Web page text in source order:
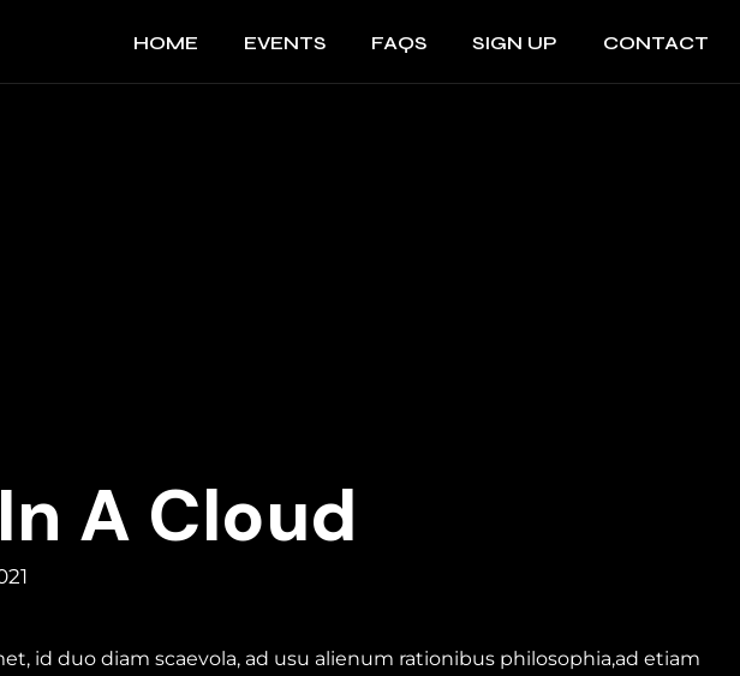
HOME EVENTS FAQS SIGN UP CONTACT
IMPRESSUM
A Cloud
id duo diam scaevola, ad usu alienum rationibus philosophia,ad etiam